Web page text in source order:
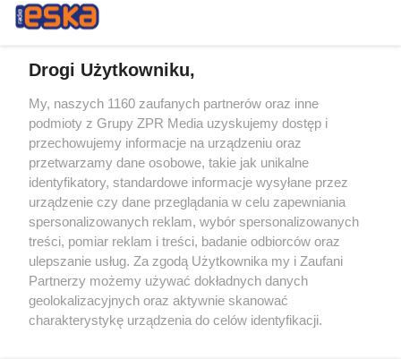
Żaden utwór zamieszczony w serwisie nie może być powielany i
rozpowszechniany lub dalej rozpowszechniany w jakikolwiek sposób (w
tym także elektroniczny lub mechaniczny) na jakimkolwiek polu
eksploatacji w jakiejkolwiek formie, włącznie z umieszczaniem w
Internecie bez pisemnej zgody właściciela praw. Jakiekolwiek użycie lub
wykorzystanie utworów w całości lub w części z naruszeniem prawa,
tzn. bez właściwej zgody, jest zabronione pod groźbą kary i może być
ścigane prawnie.
Drogi Użytkowniku,
My, naszych 1160 zaufanych partnerów oraz inne
podmioty z Grupy ZPR Media uzyskujemy dostęp i
przechowujemy informacje na urządzeniu oraz
przetwarzamy dane osobowe, takie jak unikalne
identyfikatory, standardowe informacje wysyłane przez
urządzenie czy dane przeglądania w celu zapewniania
spersonalizowanych reklam, wybór spersonalizowanych
treści, pomiar reklam i treści, badanie odbiorców oraz
ulepszanie usług. Za zgodą Użytkownika my i Zaufani
Partnerzy możemy używać dokładnych danych
geolokalizacyjnych oraz aktywnie skanować
charakterystykę urządzenia do celów identyfikacji.